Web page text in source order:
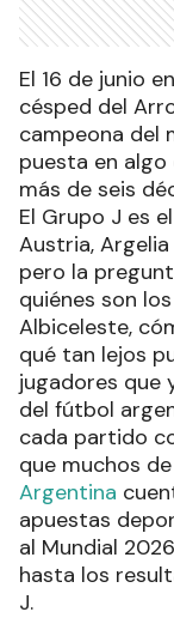
El 16 de junio
césped del
campeona del
puesta en
más de seis
El Grupo J es
Austria,
pero la
quiénes son
Albiceleste,
qué tan lejos
jugadores que
del fútbol
cada partido
que muchos
Argentina
apuestas
al Mundial
hasta los
J.